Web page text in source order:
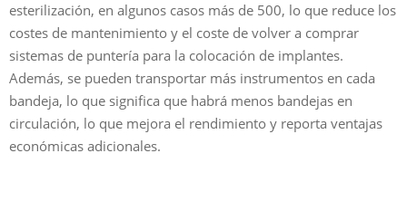
esterilización, en algunos casos más de 500, lo que reduce los
costes de mantenimiento y el coste de volver a comprar
sistemas de puntería para la colocación de implantes.
Además, se pueden transportar más instrumentos en cada
bandeja, lo que significa que habrá menos bandejas en
circulación, lo que mejora el rendimiento y reporta ventajas
económicas adicionales.